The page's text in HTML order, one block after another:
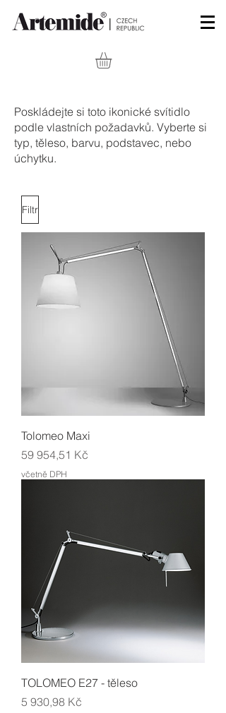
Poskládejte si toto ikonické svítidlo
podle vlastních požadavků. Vyberte si
typ, těleso, barvu, podstavec, nebo
úchytku.
Filtr
Tolomeo Maxi
Cena
59 954,51 Kč
včetně DPH
TOLOMEO E27 - těleso
Cena
5 930,98 Kč